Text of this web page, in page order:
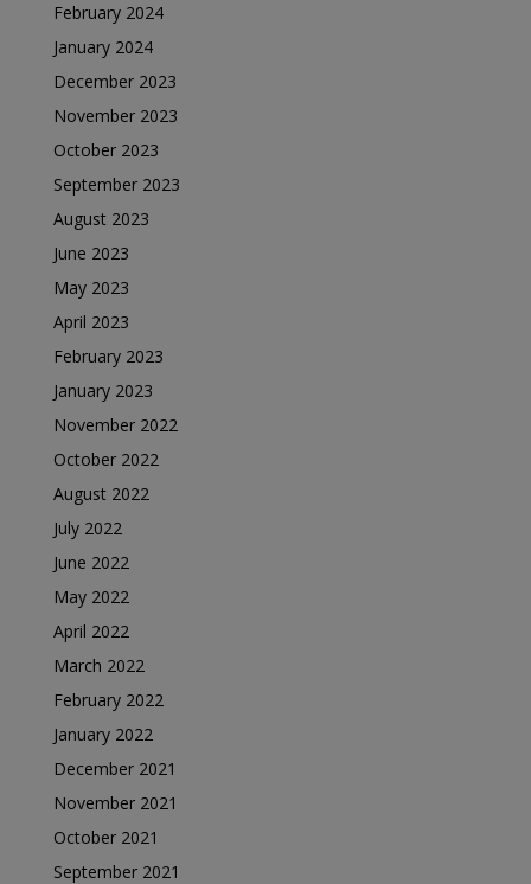
February 2024
January 2024
December 2023
November 2023
October 2023
September 2023
August 2023
June 2023
May 2023
April 2023
February 2023
January 2023
November 2022
October 2022
August 2022
July 2022
June 2022
May 2022
April 2022
March 2022
February 2022
January 2022
December 2021
November 2021
October 2021
September 2021